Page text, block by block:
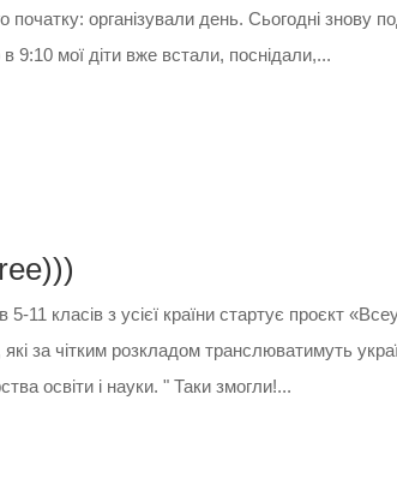
організували день. Сьогодні знову
9:10 мої діти вже встали, поснідали,...
11 класів з усієї країни стартує проєкт
за чітким розкладом транслюватимуть
освіти і науки. " Таки змогли!...